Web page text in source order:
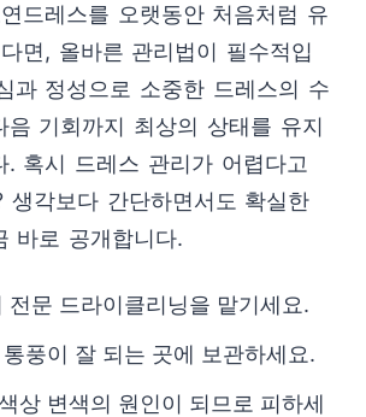
드레스를 오랫동안 처음처럼 유
면, 올바른 관리법이 필수적입
과 정성으로 소중한 드레스의 수
음 기회까지 최상의 상태를 유지
. 혹시 드레스 관리가 어렵다고
생각보다 간단하면서도 확실한
바로 공개합니다.
전문 드라이클리닝을 맡기세요.
풍이 잘 되는 곳에 보관하세요.
상 변색의 원인이 되므로 피하세